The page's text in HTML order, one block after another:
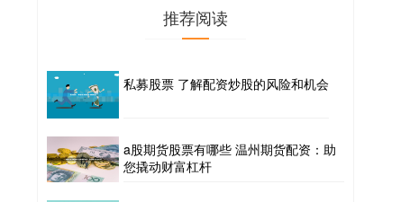
推荐阅读
私募股票 了解配资炒股的风险和机会
a股期货股票有哪些 温州期货配资：助
您撬动财富杠杆